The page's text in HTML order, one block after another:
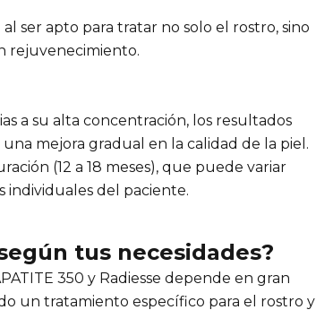
ser apto para tratar no solo el rostro, sino
rejuvenecimiento.
a su alta concentración, los resultados
mejora gradual en la calidad de la piel.
(12 a 18 meses), que puede variar
individuales del paciente.
tus necesidades?
350 y Radiesse depende en gran
un tratamiento específico para el rostro y